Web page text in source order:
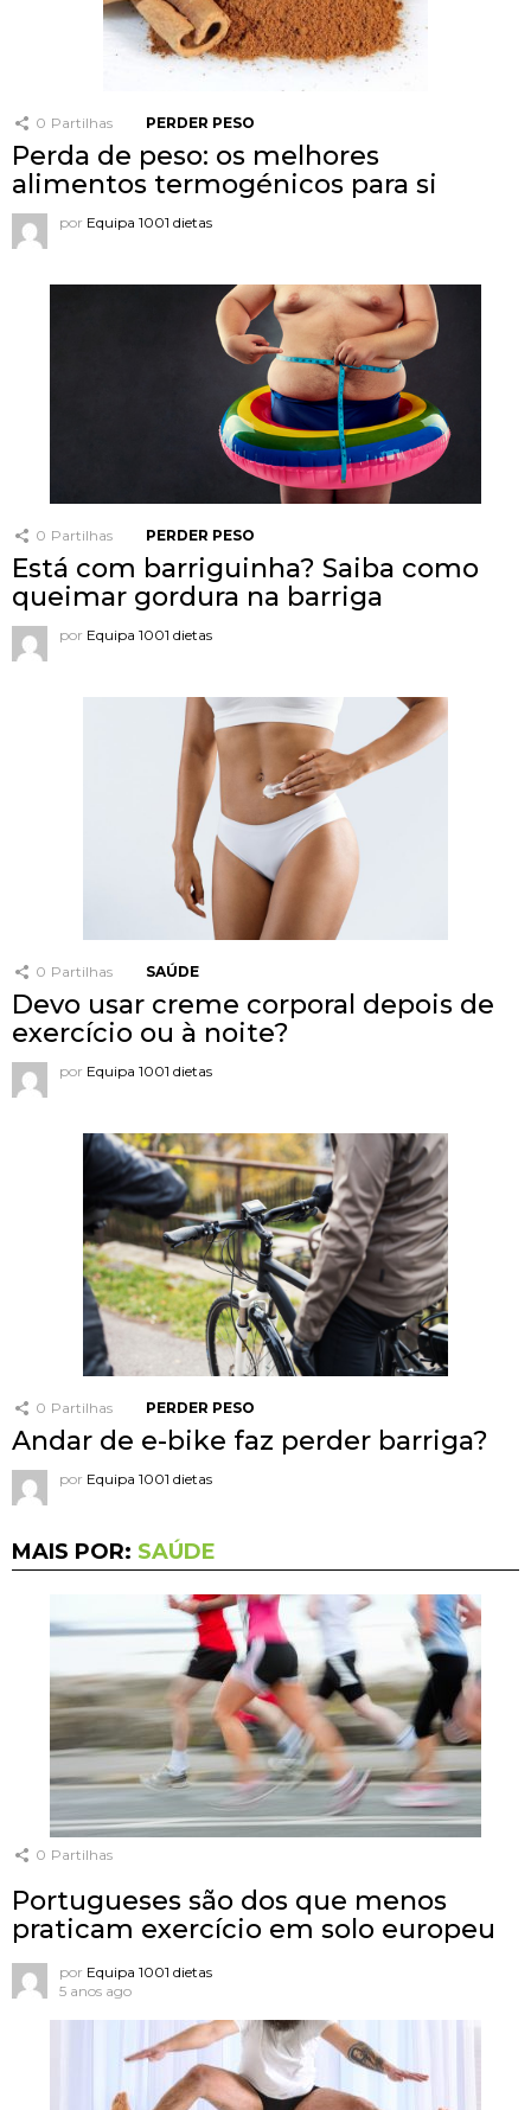
0 Partilhas PERDER PESO
Perda de peso: os melhores
alimentos termogénicos para si
por Equipa 1001 dietas
0 Partilhas PERDER PESO
Está com barriguinha? Saiba como
queimar gordura na barriga
por Equipa 1001 dietas
0 Partilhas SAÚDE
Devo usar creme corporal depois de
exercício ou à noite?
por Equipa 1001 dietas
0 Partilhas PERDER PESO
Andar de e-bike faz perder barriga?
por Equipa 1001 dietas
MAIS POR: SAÚDE
0 Partilhas
Portugueses são dos que menos
praticam exercício em solo europeu
por Equipa 1001 dietas
5 anos ago